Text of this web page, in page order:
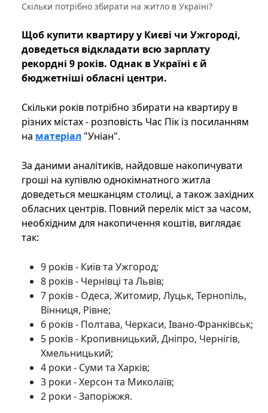
Скільки потрібно збирати на житло в Україні?
Щоб купити квартиру у Києві чи Ужгороді,
доведеться відкладати всю зарплату
рекордні 9 років. Однак в Україні є й
бюджетніші обласні центри.
Скільки років потрібно збирати на квартиру в
різних містах - розповість Час Пік із посиланням
на матеріал "Уніан".
За даними аналітиків, найдовше накопичувати
гроші на купівлю однокімнатного житла
доведеться мешканцям столиці, а також західних
обласних центрів. Повний перелік міст за часом,
необхідним для накопичення коштів, виглядає
так:
9 років - Київ та Ужгород;
8 років - Чернівці та Львів;
7 років - Одеса, Житомир, Луцьк, Тернопіль,
Вінниця, Рівне;
6 років - Полтава, Черкаси, Івано-Франківськ;
5 років - Кропивницький, Дніпро, Чернігів,
Хмельницький;
4 роки - Суми та Харків;
3 роки - Херсон та Миколаїв;
2 роки - Запоріжжя.